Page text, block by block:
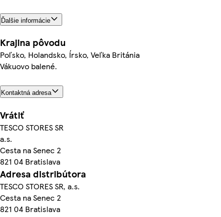
Ďalšie informácie
Krajina pôvodu
Poľsko, Holandsko, Írsko, Veľka Británia
Vákuovo balené.
Kontaktná adresa
Vrátiť
TESCO STORES SR
a.s.
Cesta na Senec 2
821 04 Bratislava
Adresa distribútora
TESCO STORES SR, a.s.
Cesta na Senec 2
821 04 Bratislava